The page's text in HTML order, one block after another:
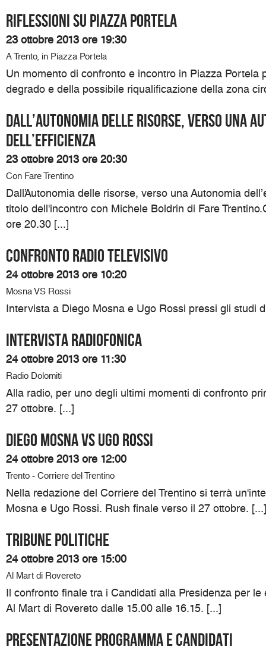
RIFLESSIONI SU PIAZZA PORTELA
23 ottobre 2013 ore 19:30
A Trento, in Piazza Portela
Un momento di confronto e incontro in Piazza Portela
degrado e della possibile riqualificazione della zona
Dall’Autonomia delle risorse, verso una
dell’efficienza
23 ottobre 2013 ore 20:30
Con Fare Trentino
Dall’Autonomia delle risorse, verso una Autonomia
titolo dell'incontro con Michele Boldrin di Fare
ore 20.30 [...]
Confronto radio televisivo
24 ottobre 2013 ore 10:20
Mosna VS Rossi
Intervista a Diego Mosna e Ugo Rossi pressi gli studi
Intervista Radiofonica
24 ottobre 2013 ore 11:30
Radio Dolomiti
Alla radio, per uno degli ultimi momenti di confronto
27 ottobre. [...]
DIEGO MOSNA VS UGO ROSSI
24 ottobre 2013 ore 12:00
Trento - Corriere del Trentino
Nella redazione del Corriere del Trentino si terrà
Mosna e Ugo Rossi. Rush finale verso il 27 ottobre. [...]
TRIBUNE POLITICHE
24 ottobre 2013 ore 15:00
Al Mart di Rovereto
Il confronto finale tra i Candidati alla Presidenza per le
Al Mart di Rovereto dalle 15.00 alle 16.15. [...]
Presentazione programma e candidati